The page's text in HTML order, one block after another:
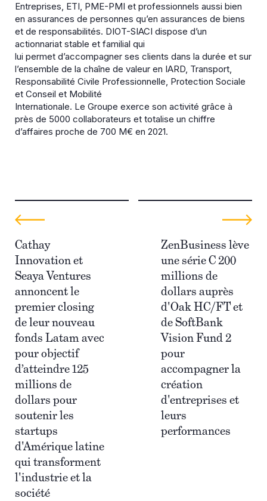
Entreprises, ETI, PME-PMI et professionnels aussi bien
en assurances de personnes qu’en assurances de biens
et de responsabilités. DIOT-SIACI dispose d’un
actionnariat stable et familial qui
lui permet d’accompagner ses clients dans la durée et sur
l’ensemble de la chaîne de valeur en IARD, Transport,
Responsabilité Civile Professionnelle, Protection Sociale
et Conseil et Mobilité
Internationale. Le Groupe exerce son activité grâce à
près de 5000 collaborateurs et totalise un chiffre
d’affaires proche de 700 M€ en 2021.
Cathay
Innovation et
Seaya Ventures
annoncent le
premier closing
de leur nouveau
fonds Latam avec
pour objectif
d’atteindre 125
millions de
dollars pour
soutenir les
startups
d'Amérique latine
qui transforment
l'industrie et la
société
ZenBusiness lève
une série C 200
millions de
dollars auprès
d'Oak HC/FT et
de SoftBank
Vision Fund 2
pour
accompagner la
création
d'entreprises et
leurs
performances